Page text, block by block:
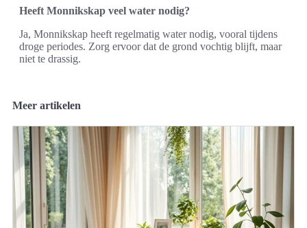
Heeft Monnikskap veel water nodig?
Ja, Monnikskap heeft regelmatig water nodig, vooral tijdens
droge periodes. Zorg ervoor dat de grond vochtig blijft, maar
niet te drassig.
Meer artikelen